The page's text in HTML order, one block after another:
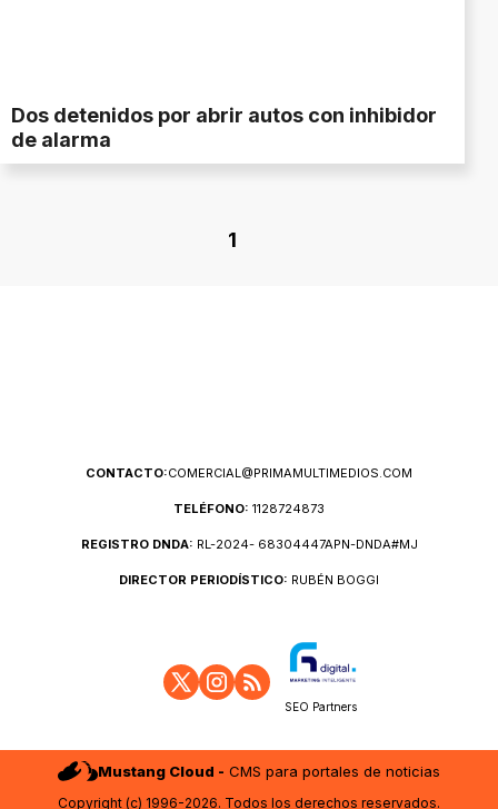
Dos detenidos por abrir autos con inhibidor
de alarma
1
CONTACTO:COMERCIAL@PRIMAMULTIMEDIOS.COM
TELÉFONO: 1128724873
REGISTRO DNDA: RL-2024- 68304447APN-DNDA#MJ
DIRECTOR PERIODÍSTICO: RUBÉN BOGGI
SEO Partners
Mustang Cloud - CMS para portales de noticias
Copyright (c) 1996-2026. Todos los derechos reservados.